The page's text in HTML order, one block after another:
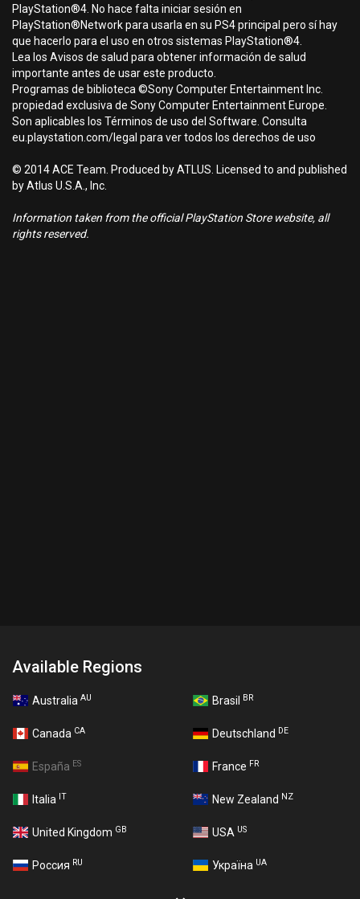
PlayStation®4. No hace falta iniciar sesión en
PlayStation®Network para usarla en su PS4 principal pero sí hay
que hacerlo para el uso en otros sistemas PlayStation®4.
Lea los Avisos de salud para obtener información de salud
importante antes de usar este producto.
Programas de biblioteca ©Sony Computer Entertainment Inc.
propiedad exclusiva de Sony Computer Entertainment Europe.
Son aplicables los Términos de uso del Software. Consulta
eu.playstation.com/legal para ver todos los derechos de uso
© 2014 ACE Team. Produced by ATLUS. Licensed to and published
by Atlus U.S.A., Inc.
Information taken from the official PlayStation Store website, all
rights reserved.
Available Regions
Australia AU Brasil BR
Canada CA Deutschland DE
España ES France FR
Italia IT New Zealand NZ
United Kingdom GB USA US
Россия RU Україна UA